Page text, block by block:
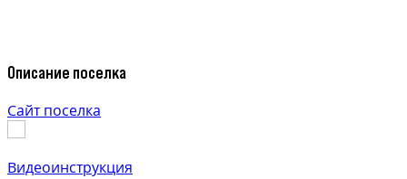
Описание поселка
Сайт поселка
Видеоинструкция